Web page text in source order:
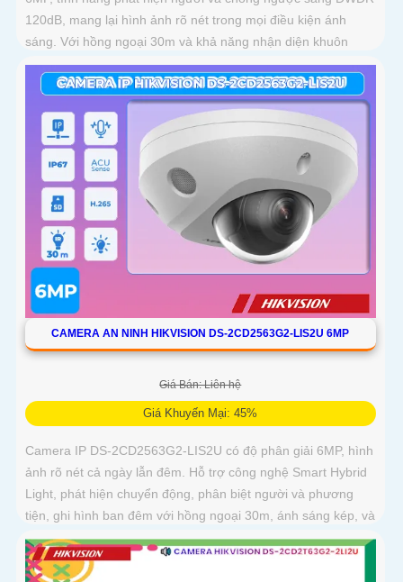
120dB, mang lại hình ảnh rõ nét trong mọi điều kiện ánh
sáng. Với hồng ngoại 30m và khả năng nhận diện khuôn
mặt, camera hỗ trợ quan sát ban đêm màu sắc tự nhiên, phù
hợp cho công trình
CAMERA AN NINH HIKVISION DS-2CD2563G2-LIS2U 6MP
Giá Bán: Liên hệ
Giá Khuyến Mại: 45%
Camera IP DS-2CD2563G2-LIS2U có độ phân giải 6MP, hình
ảnh rõ nét cả ngày lẫn đêm. Hỗ trợ công nghệ Smart Hybrid
Light, phát hiện chuyển động, phân biệt người và phương
tiện, ghi hình ban đêm với hồng ngoại 30m, ánh sáng kép, và
phát hiện xâm nhập